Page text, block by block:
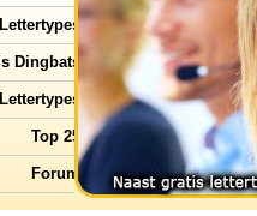
Dingbats
Top 25
Forum